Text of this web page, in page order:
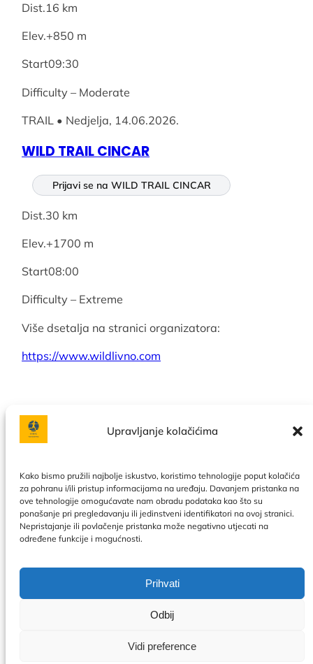
Upravljanje kolačićima
Kako bismo pružili najbolje iskustvo, koristimo tehnologije poput kolačića
za pohranu i/ili pristup informacijama na uređaju. Davanjem pristanka na
ove tehnologije omogućavate nam obradu podataka kao što su
ponašanje pri pregledavanju ili jedinstveni identifikatori na ovoj stranici.
Nepristajanje ili povlačenje pristanka može negativno utjecati na
određene funkcije i mogućnosti.
Prihvati
Odbij
Vidi preference
Dist.16 km
Elev.+850 m
Start09:30
Difficulty – Moderate
TRAIL • Nedjelja, 14.06.2026.
WILD TRAIL CINCAR
Prijavi se na WILD TRAIL CINCAR
Dist.30 km
Elev.+1700 m
Start08:00
Difficulty – Extreme
Više dsetalja na stranici organizatora:
https://www.wildlivno.com
Facebook
Instagram
Politika privatnosti|Uslovi korištenja|Naše usluge
nama | Kontakt|Kalendar| Politika kolačića